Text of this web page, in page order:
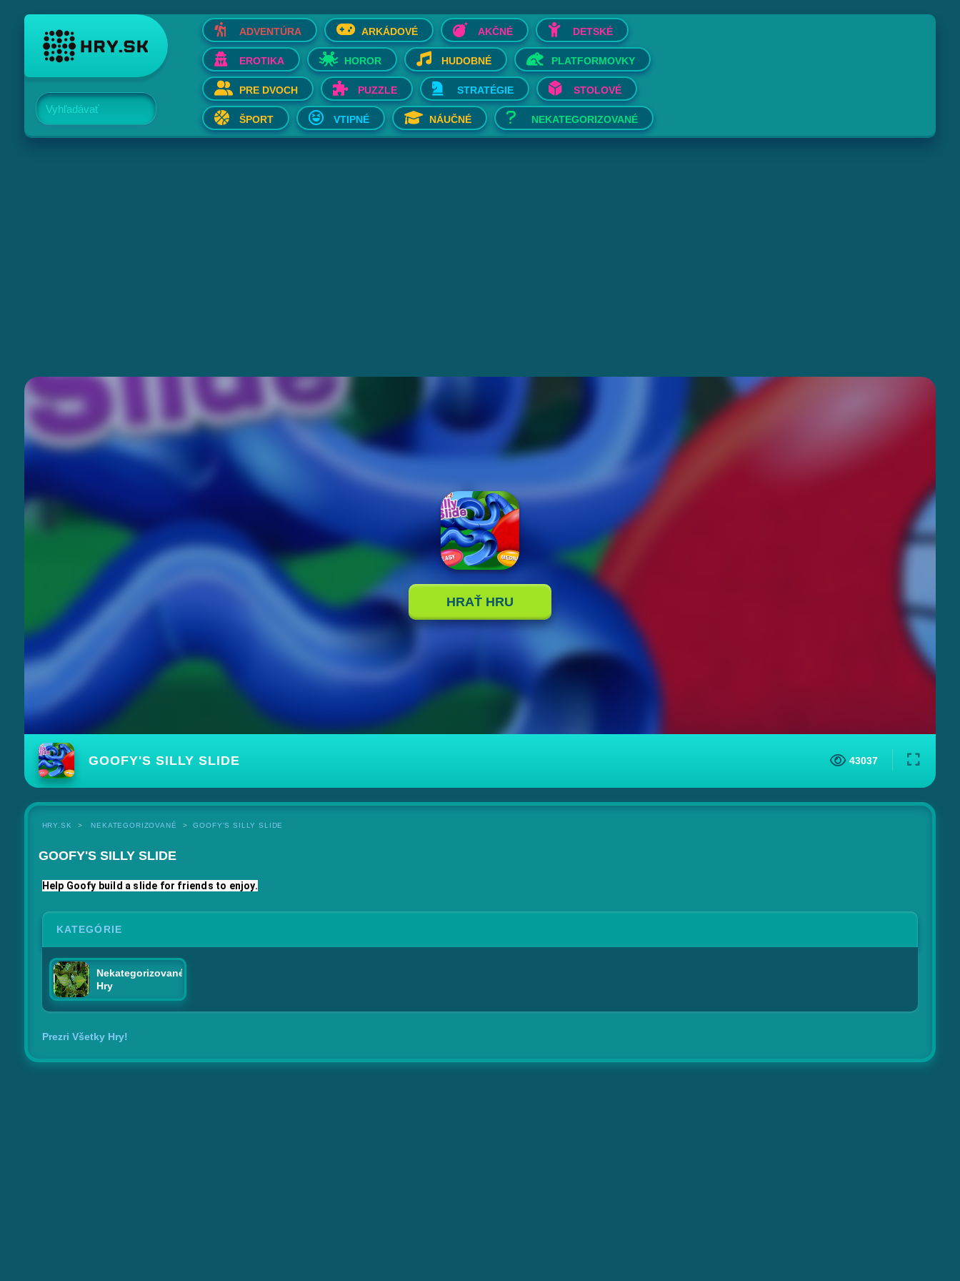
Vyhľadávať
ADVENTÚRA ARKÁDOVÉ AKČNÉ DETSKÉ
EROTIKA HOROR HUDOBNÉ PLATFORMOVKY
PRE DVOCH PUZZLE STRATÉGIE STOLOVÉ
ŠPORT VTIPNÉ NÁUČNÉ NEKATEGORIZOVANÉ
HRAŤ HRU
GOOFY'S SILLY SLIDE 43037
HRY.SK NEKATEGORIZOVANÉ GOOFY'S SILLY SLIDE
GOOFY'S SILLY SLIDE
Help Goofy build a slide for friends to enjoy.
KATEGÓRIE
Nekategorizované
Hry
Prezri Všetky Hry!